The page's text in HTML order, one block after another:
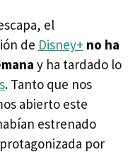
el
de Disney+ no ha
y ha tardado lo
. Tanto que nos
abierto este
estrenado
por